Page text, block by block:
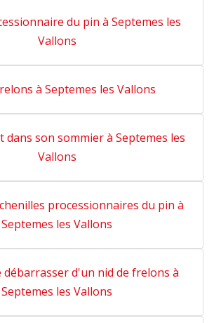
du pin à Septemes les
Vallons
à Septemes les Vallons
dans son sommier à Septemes les
Vallons
processionnaires du pin à
Septemes les Vallons
débarrasser d'un nid de frelons à
Septemes les Vallons